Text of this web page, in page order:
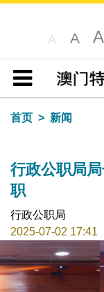
A A A
目录
首页
新闻
行政公职局
职
行政公职局
2025-07-02 17:41